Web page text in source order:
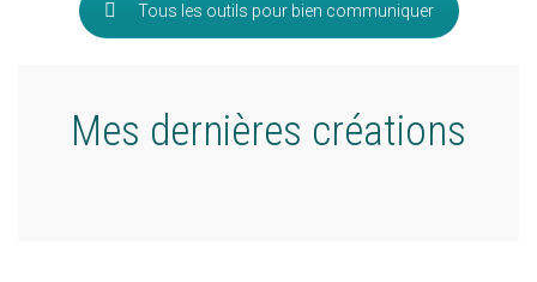
Tous les outils pour bien communiquer
Mes dernières créations